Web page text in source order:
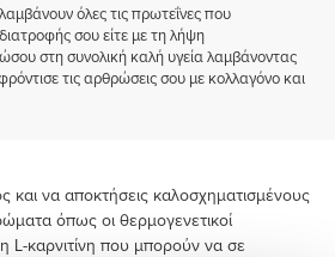
όλες τις πρωτεΐνες που
σου είτε με τη λήψη
στη συνολική καλή υγεία λαμβάνοντας
τις αρθρώσεις σου με κολλαγόνο και
και να αποκτήσεις καλοσχηματισμένους
όπως οι θερμογενετικοί
η L-καρνιτίνη που μπορούν να σε